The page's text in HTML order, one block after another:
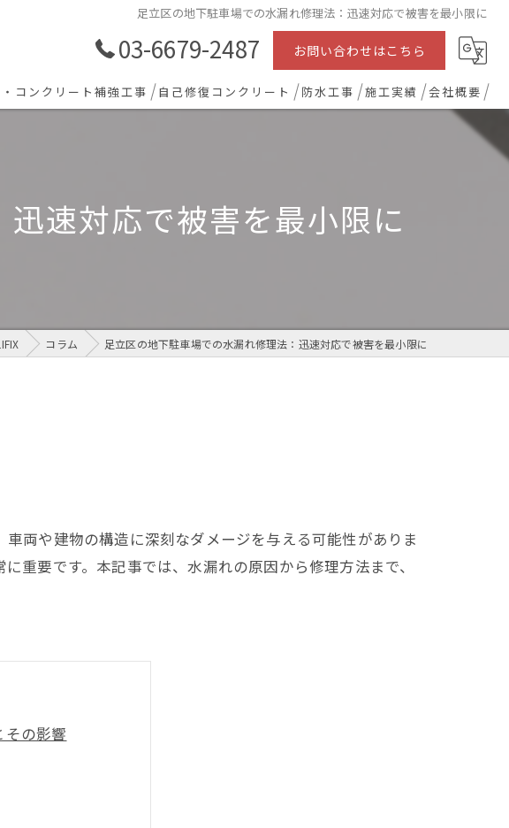
足立区の地下駐車場での水漏れ修理法：迅速対応で被害を最小限に
03-6679-2487 お問い合わせはこちら
コンクリート補強工事 自己修復コンクリート 防水工事 施工実績 会社概要
速対応で被害を最小限に
コラム 足立区の地下駐車場での水漏れ修理法：迅速対応で被害を最小限に
両や建物の構造に深刻なダメージを与える可能性がありま
重要です。本記事では、水漏れの原因から修理方法まで、
その影響